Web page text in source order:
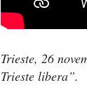
Trieste, 26
Trieste libera”.